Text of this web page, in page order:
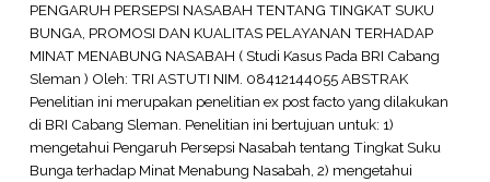
PENGARUH PERSEPSI NASABAH TENTANG TINGKAT SUKU
BUNGA, PROMOSI DAN KUALITAS PELAYANAN TERHADAP
MINAT MENABUNG NASABAH ( Studi Kasus Pada BRI Cabang
Sleman ) Oleh: TRI ASTUTI NIM. 08412144055 ABSTRAK
Penelitian ini merupakan penelitian ex post facto yang dilakukan
di BRI Cabang Sleman. Penelitian ini bertujuan untuk: 1)
mengetahui Pengaruh Persepsi Nasabah tentang Tingkat Suku
Bunga terhadap Minat Menabung Nasabah, 2) mengetahui